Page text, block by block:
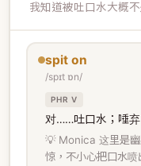
我知道被吐口水大概
spit on
/spɪt ɒn/
PHR V
对……吐口水；唾弃
💡 Monica 这里是
惊，不小心把口水